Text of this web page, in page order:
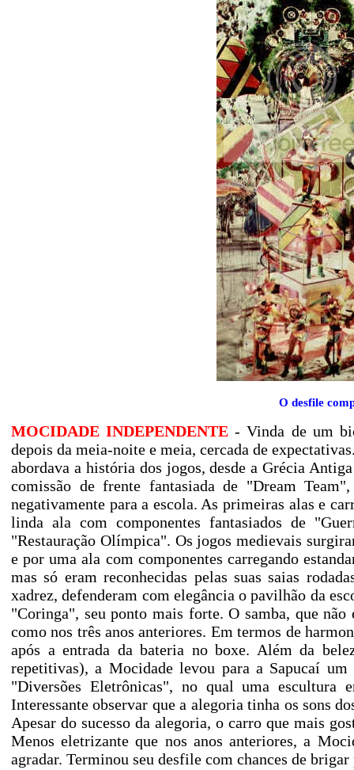
O desfile
MOCIDADE INDEPENDENTE - Vinda de um
depois da meia-noite e meia, cercada de
abordava a história dos jogos, desde a Grécia
comissão de frente fantasiada de "Dream
negativamente para a escola. As primeiras alas e
linda ala com componentes fantasiados de
"Restauração Olímpica". Os jogos medievais
e por uma ala com componentes carregando
mas só eram reconhecidas pelas suas saias
xadrez, defenderam com elegância o pavilhão da
"Coringa", seu ponto mais forte. O samba, que
como nos três anos anteriores. Em termos de
após a entrada da bateria no boxe. Além da
repetitivas), a Mocidade levou para a Sapucaí
"Diversões Eletrônicas", no qual uma escultura
Interessante observar que a alegoria tinha os sons
Apesar do sucesso da alegoria, o carro que mais
Menos eletrizante que nos anos anteriores, a
agradar. Terminou seu desfile com chances de